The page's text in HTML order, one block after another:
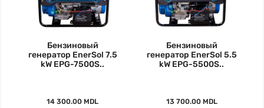
Бензиновый
генератор EnerSol 7.5
kW EPG-7500S..
14 300.00 MDL
Бензиновый
генератор EnerSol 5.5
kW EPG-5500S..
13 700.00 MDL